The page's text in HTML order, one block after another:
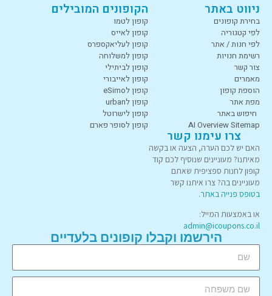
ניווט באתר
בחירת קופונים
לפי קטגוריה
לפי חנות / אתר
רשימת חנויות
צור קשר
מאמרים
הוספת קופון
מפת אתר
חיפוש באתר
AI Overview Sitemap
הקופונים המובילים
קופון לטמו
קופון לאייס
קופון לעליאקספרס
קופון למשלוחה
קופון לביתילי
קופון לאייבורי
קופון לeSimo
קופון לurban
קופון לישרוטל
קופון לסופר פארם
צרו עימנו קשר
האם יש לכם הערה, הצעה או בקשה
מאיתנו? מעוניינים שנוסיף לכם קוד
קופון לחנות ספציפית שאתם
מעוניינים בה? צרו איתנו קשר
בטופס פנייה באתר.
או באמצעות המייל:
admin@icoupons.co.il
הירשמו וקבלו קופונים בלעדיים